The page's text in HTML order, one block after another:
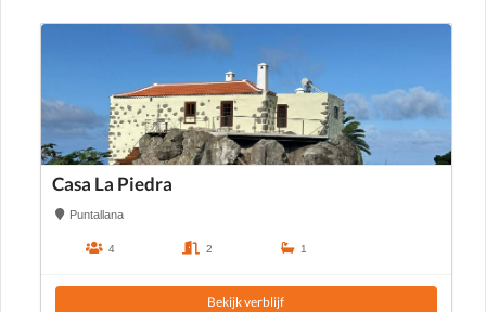
Casa La Piedra
Puntallana
4 2 1
Bekijk verblijf